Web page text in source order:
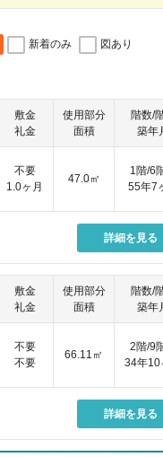
新着のみ 図あり
敷金
礼金
使用部分
面積
階数/
築年
不要
1.0ヶ月
47.0㎡
1階/6
55年7
詳細を見る
敷金
礼金
使用部分
面積
階数/
築年
不要
不要
66.11㎡
2階/9
34年10
詳細を見る